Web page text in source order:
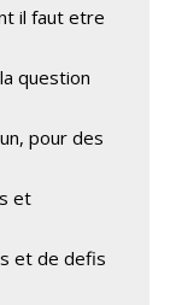
il faut etre
question
pour des
et
et de defis